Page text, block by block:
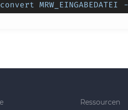
Ressourcen